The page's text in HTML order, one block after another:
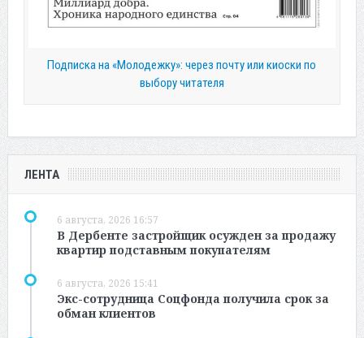
Подписка на «Молодежку»: через почту или киоски по
выбору читателя
ЛЕНТА
6 августа, 2026 16:57
В Дербенте застройщик осужден за продажу
квартир подставным покупателям
6 августа, 2026 15:41
Экс-сотрудница Соцфонда получила срок за
обман клиентов